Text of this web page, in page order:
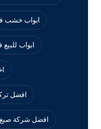
ابواب خشب
ابواب
افضل
افضل شركة صبغ